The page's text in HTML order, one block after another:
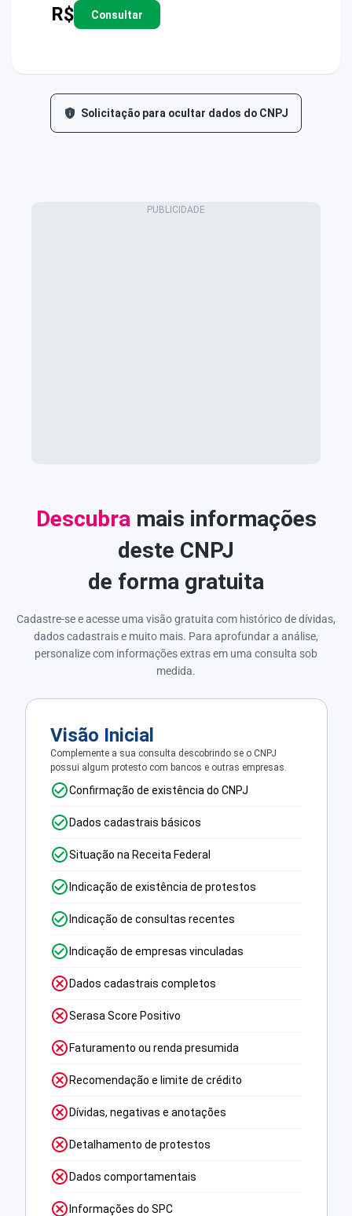
R$ Consultar
Solicitação para ocultar dados do CNPJ
Descubramais informações
deste CNPJ
de forma gratuita
Cadastre-se e acesse uma visão gratuita com histórico de dívidas,
dados cadastrais e muito mais. Para aprofundar a análise,
personalize com informações extras em uma consulta sob
medida.
Visão Inicial
Complemente a sua consulta descobrindo se o CNPJ
possui algum protesto com bancos e outras empresas.
Confirmação de existência do CNPJ
Dados cadastrais básicos
Situação na Receita Federal
Indicação de existência de protestos
Indicação de consultas recentes
Indicação de empresas vinculadas
Dados cadastrais completos
Serasa Score Positivo
Faturamento ou renda presumida
Recomendação e limite de crédito
Dívidas, negativas e anotações
Detalhamento de protestos
Dados comportamentais
Informações do SPC